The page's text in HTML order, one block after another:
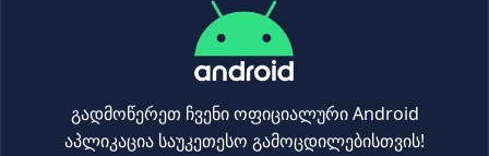
+ -30%
გადმოწერეთ ჩვენი ოფიციალური Android
აპლიკაცია საუკეთესო გამოცდილებისთვის!